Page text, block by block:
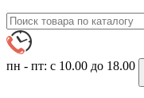
пн - пт: с 10.00 до 18.00